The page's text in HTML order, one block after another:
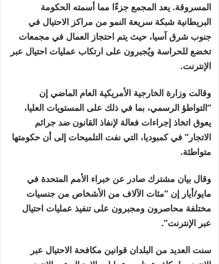
المسروقة. يعد المجمع جزءًا مما أسمته الحكومة
البريطانية شبكة سريعة النمو من مراكز الاحتيال في
جنوب شرق آسيا، حيث يتم احتجاز العمال في مجمعات
تخضع للحراسة ويُجبرون على ارتكاب عمليات احتيال عبر
الإنترنت.
وقالت وزارة الخارجية الأمريكية العام الماضي إن
“التواطؤ الرسمي، بما في ذلك على المستويات العليا،
يعوق اتخاذ إجراءات فعالة لإنفاذ القانون ضد جرائم
الاتجار” في كمبوديا، التي نفت التلميحات إلى أن حكومتها
متواطئة.
وقال بيان مشترك صادر عن خبراء الأمم المتحدة في
مايو/أيار إن “مئات الآلاف من الأشخاص من جنسيات
مختلفة محاصرون ومجبرون على تنفيذ عمليات احتيال
عبر الإنترنت”.
سنت العديد من البلدان قوانين مكافحة الاحتيال عبر